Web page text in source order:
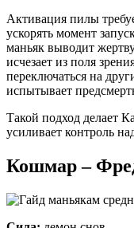
Активация пилы
ускорять момент
маньяк выводит
исчезает из поля
переключаться на
испытывает
Такой подход делает
усиливает контроль
Кошмар –